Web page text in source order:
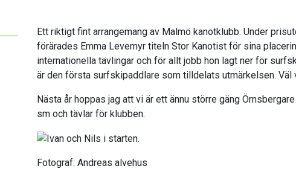
Ett riktigt fint arrangemang av Malmö kanotklubb. Under
förärades Emma Levemyr titeln Stor Kanotist för sina
internationella tävlingar och för allt jobb hon lagt ner för
är den första surfskipaddlare som tilldelats utmärkelsen. Väl
Nästa år hoppas jag att vi är ett ännu större gäng
sm och tävlar för klubben.
Fotograf: Andreas alvehus